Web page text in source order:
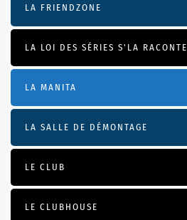
LA FRIENDZONE
LA LOI DES SÉRIES S'LA RACONTE
LA MANITA
LA SALLE DE DÉMONTAGE
LE CLUB
LE CLUBHOUSE